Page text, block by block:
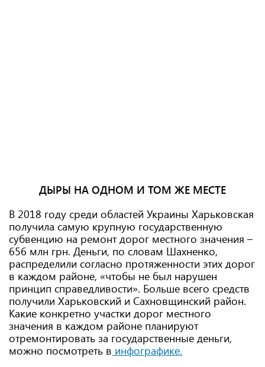
ДЫРЫ НА ОДНОМ И ТОМ ЖЕ МЕСТЕ
В 2018 году среди областей Украины Харьковская
получила самую крупную государственную
субвенцию на ремонт дорог местного значения –
656 млн грн. Деньги, по словам Шахненко,
распределили согласно протяженности этих дорог
в каждом районе, «чтобы не был нарушен
принцип справедливости». Больше всего средств
получили Харьковский и Сахновщинский район.
Какие конкретно участки дорог местного
значения в каждом районе планируют
отремонтировать за государственные деньги,
можно посмотреть в инфографике.